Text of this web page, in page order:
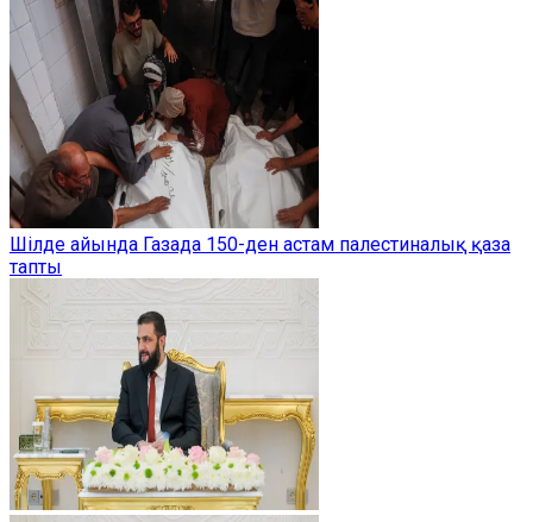
Шілде айында Газада 150-ден астам палестиналық қаза
тапты